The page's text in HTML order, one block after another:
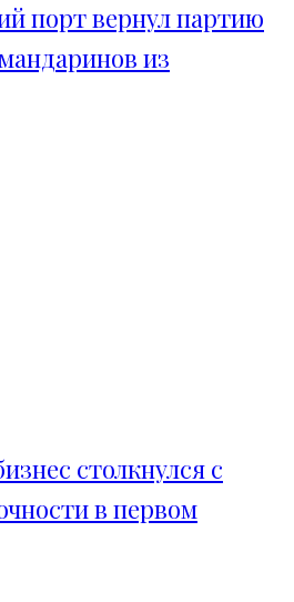
порт вернул партию
из
столкнулся с
в первом